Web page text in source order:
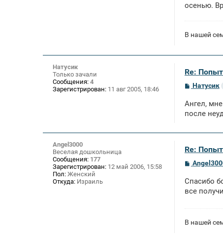
и
осенью.
В нашей
Натусик
Только зачали
Сообщения: 4
Зарегистрирован: 11 авг 2005, 18:46
Re:
С
б
щ
и
Натусик
Ангел,
после
Angel3000
Веселая дошкольница
Сообщения: 177
Зарегистрирован: 12 май 2006, 15:58
Пол: Женский
Откуда: Израиль
Re:
С
б
щ
Спасибо
все
В нашей